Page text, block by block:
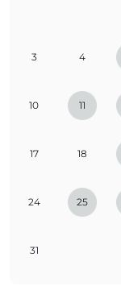
3 4
10 11
17 18
24 25
31